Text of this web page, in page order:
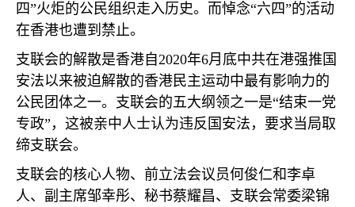
四”火炬的公民组织走入历史。而悼念“六四”的活动
在香港也遭到禁止。
支联会的解散是香港自 2020年6月底中共在港强推国
安法以来被迫解散的香港民主运动中最有影响力的
公民团体之一。支联会的五大纲领之一是“结束一党
专政”，这被亲中人士认为违反国安法，要求当局取
缔支联会。
支联会的核心人物、前立法会议员何俊仁和李卓
人、副主席邹幸彤、秘书蔡耀昌、支联会常委梁锦